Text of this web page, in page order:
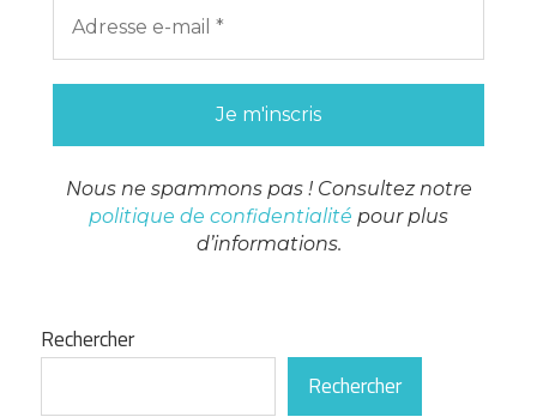
Nous ne spammons pas ! Consultez notre
politique de confidentialité pour plus
d’informations.
Rechercher
Rechercher